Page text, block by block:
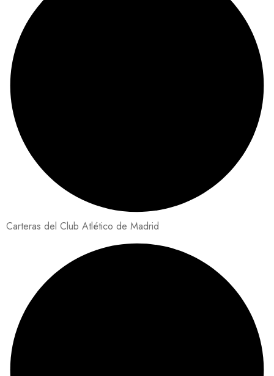
Carteras del Club Atlético de Madrid